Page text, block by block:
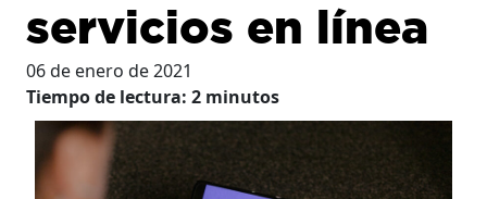
servicios en línea
06 de enero de 2021
Tiempo de lectura: 2 minutos